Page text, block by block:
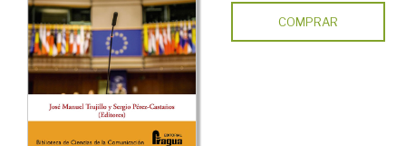
COMPRAR